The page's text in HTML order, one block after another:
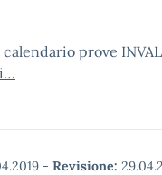
prove
- Revisione: